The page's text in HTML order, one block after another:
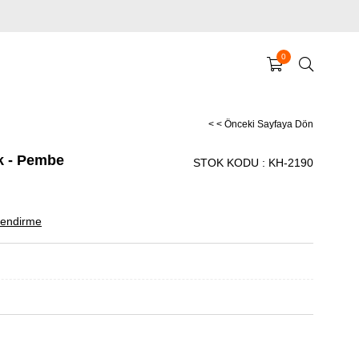
0
< < Önceki Sayfaya Dön
- Pembe STOK KODU KH-2190